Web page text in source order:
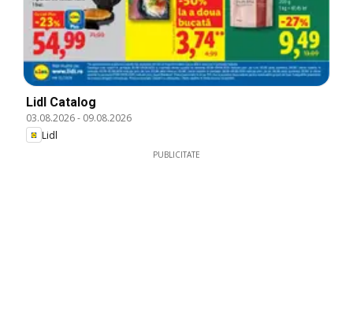
Lidl Catalog
03.08.2026- 09.08.2026
Lidl
PUBLICITATE